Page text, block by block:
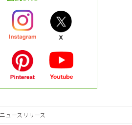
ニュースリリース